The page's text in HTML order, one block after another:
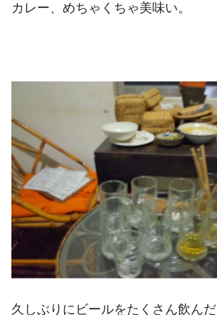
カレー、めちゃくちゃ美味い。
久しぶりにビールをたくさん飲んだ